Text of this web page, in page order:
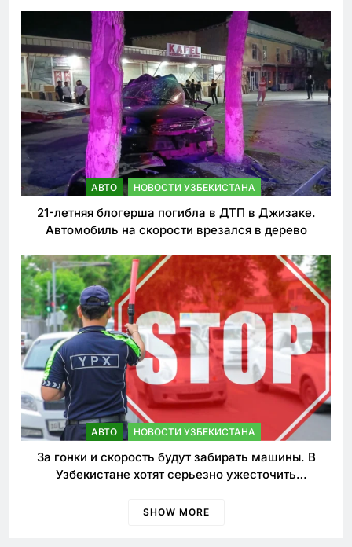
АВТО НОВОСТИ УЗБЕКИСТАНА
21-летняя блогерша погибла в ДТП в Джизаке.
Автомобиль на скорости врезался в дерево
АВТО НОВОСТИ УЗБЕКИСТАНА
За гонки и скорость будут забирать машины. В
Узбекистане хотят серьезно ужесточить
SHOW MORE